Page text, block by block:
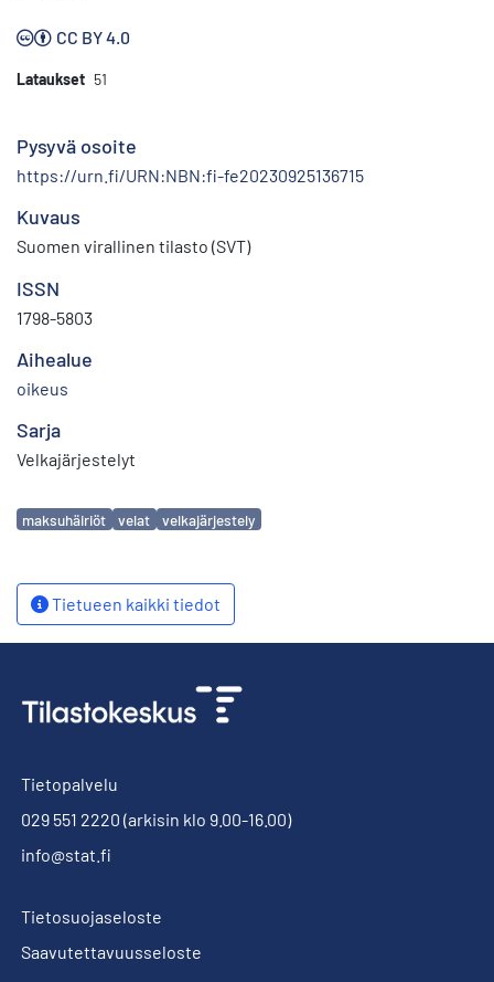
CC BY 4.0
Lataukset 51
Pysyvä osoite
https://urn.fi/URN:NBN:fi-fe20230925136715
Kuvaus
Suomen virallinen tilasto (SVT)
ISSN
1798-5803
Aihealue
oikeus
Sarja
Velkajärjestelyt
Avainsanat
maksuhäiriöt velat velkajärjestely
Tietueen kaikki tiedot
Tietopalvelu
029 551 2220 (arkisin klo 9.00-16.00)
info@stat.fi
Tietosuojaseloste
Saavutettavuusseloste